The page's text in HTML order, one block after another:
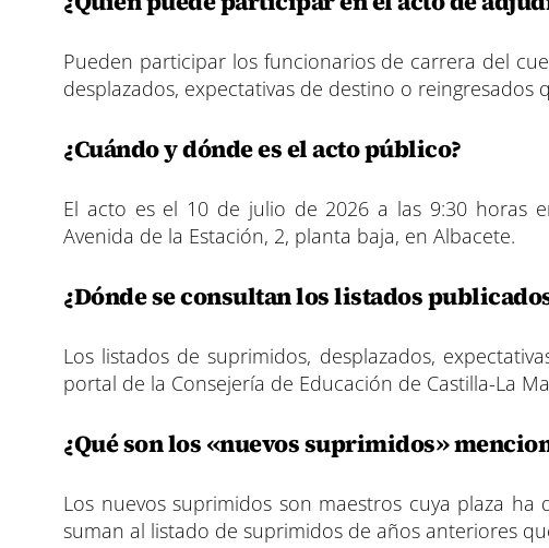
Pueden participar los funcionarios de carrera del
desplazados, expectativas de destino o
¿Cuándo y dónde es el acto público?
El acto es el 10 de julio de 2026 a las 9:30 horas
Avenida de la Estación, 2, planta baja, en Albacete.
¿Dónde se consultan los listados
Los listados de suprimidos, desplazados,
portal de la Consejería de Educación de Castilla-La
¿Qué son los «nuevos suprimidos»
Los nuevos suprimidos son maestros cuya plaza
suman al listado de suprimidos de años anteriores